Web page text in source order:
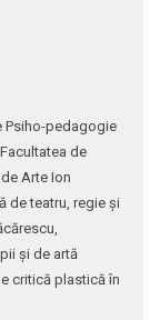
Psiho-pedagogie
de
Arte Ion
de teatru, regie și
și de artă
critică plastică în